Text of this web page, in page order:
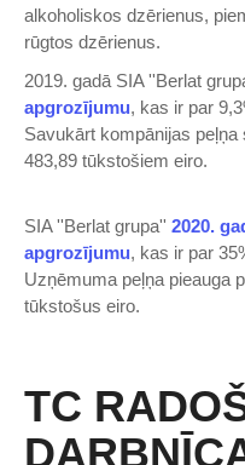
alkoholiskos dzērienus,
rūgtos dzērienus.
2019. gadā SIA ''Berlat
apgrozījumu, kas ir par
Savukārt kompānijas
483,89 tūkstošiem eiro.
SIA ''Berlat grupa'' 2020.
apgrozījumu, kas ir par
Uzņēmuma peļņa pieauga
tūkstošus eiro.
TC